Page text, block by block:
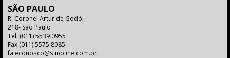
SÃO PAULO
R. Coronel Artur de Godói
218- São Paulo
Tel. (011) 5539 0955
Fax (011) 5575 8085
faleconosco@sindcine.com.br